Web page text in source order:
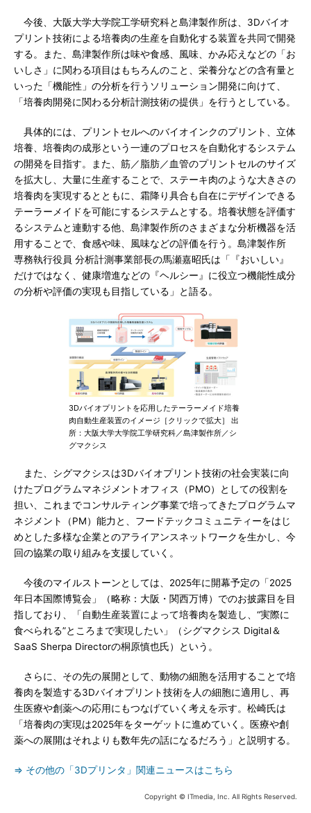
今後、大阪大学大学院工学研究科と島津製作所は、3Dバイオ
プリント技術による培養肉の生産を自動化する装置を共同で開発
する。また、島津製作所は味や食感、風味、かみ応えなどの「お
いしさ」に関わる項目はもちろんのこと、栄養分などの含有量と
いった「機能性」の分析を行うソリューション開発に向けて、
「培養肉開発に関わる分析計測技術の提供」を行うとしている。
具体的には、プリントセルへのバイオインクのプリント、立体
培養、培養肉の成形という一連のプロセスを自動化するシステム
の開発を目指す。また、筋／脂肪／血管のプリントセルのサイズ
を拡大し、大量に生産することで、ステーキ肉のような大きさの
培養肉を実現するとともに、霜降り具合も自在にデザインできる
テーラーメイドを可能にするシステムとする。培養状態を評価す
るシステムと連動する他、島津製作所のさまざまな分析機器を活
用することで、食感や味、風味などの評価を行う。島津製作所
専務執行役員 分析計測事業部長の馬瀬嘉昭氏は「『おいしい』
だけではなく、健康増進などの『ヘルシー』に役立つ機能性成分
の分析や評価の実現も目指している」と語る。
3Dバイオプリントを応用したテーラーメイド培養
肉自動生産装置のイメージ［クリックで拡大］ 出
所：大阪大学大学院工学研究科／島津製作所／シ
グマクシス
また、シグマクシスは3Dバイオプリント技術の社会実装に向
けたプログラムマネジメントオフィス（PMO）としての役割を
担い、これまでコンサルティング事業で培ってきたプログラムマ
ネジメント（PM）能力と、フードテックコミュニティーをはじ
めとした多様な企業とのアライアンスネットワークを生かし、今
回の協業の取り組みを支援していく。
今後のマイルストーンとしては、2025年に開幕予定の「2025
年日本国際博覧会」（略称：大阪・関西万博）でのお披露目を目
指しており、「自動生産装置によって培養肉を製造し、“実際に
食べられる”ところまで実現したい」（シグマクシス Digital＆
SaaS Sherpa Directorの桐原慎也氏）という。
さらに、その先の展開として、動物の細胞を活用することで培
養肉を製造する3Dバイオプリント技術を人の細胞に適用し、再
生医療や創薬への応用にもつなげていく考えを示す。松崎氏は
「培養肉の実現は2025年をターゲットに進めていく。医療や創
薬への展開はそれよりも数年先の話になるだろう」と説明する。
⇒ その他の「3Dプリンタ」関連ニュースはこちら
Copyright © ITmedia, Inc. All Rights Reserved.